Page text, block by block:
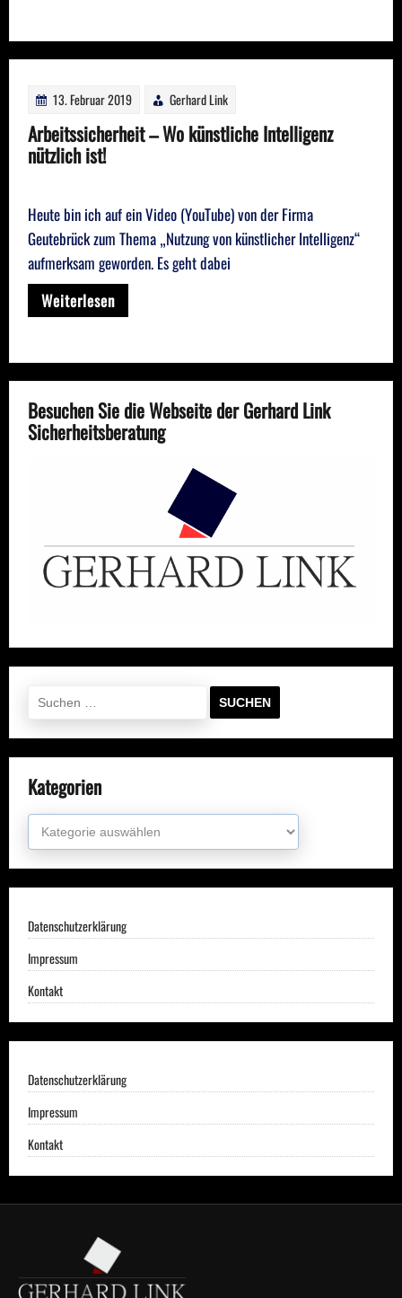
13. Februar 2019 Gerhard Link
Arbeitssicherheit – Wo künstliche Intelligenz
nützlich ist!
Heute bin ich auf ein Video (YouTube) von der Firma
Geutebrück zum Thema „Nutzung von künstlicher Intelligenz“
aufmerksam geworden. Es geht dabei
Weiterlesen
Besuchen Sie die Webseite der Gerhard Link
Sicherheitsberatung
nach:
Kategorien
Kategorien
Datenschutzerklärung
Impressum
Kontakt
Datenschutzerklärung
Impressum
Kontakt